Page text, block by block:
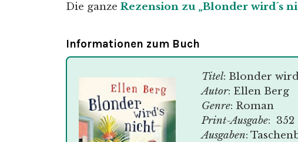
Die ganze Rezension zu „Blonder wird´s
Informationen zum Buch
Titel: Blonder
Autor: Ellen Berg
Genre: Roman
Print-Ausgabe: 352
Ausgaben: